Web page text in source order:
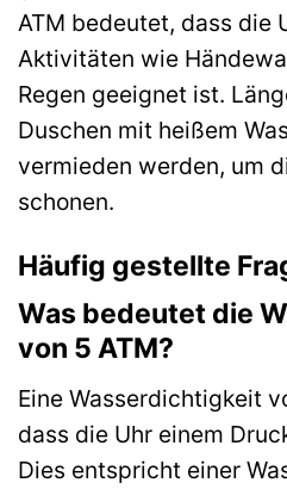
ATM bedeutet, dass die
Aktivitäten wie
Regen geeignet ist.
Duschen mit heißem
vermieden werden, um
schonen.
Häufig gestellte
Was bedeutet die
von 5 ATM?
Eine Wasserdichtigkeit
dass die Uhr einem
Dies entspricht einer